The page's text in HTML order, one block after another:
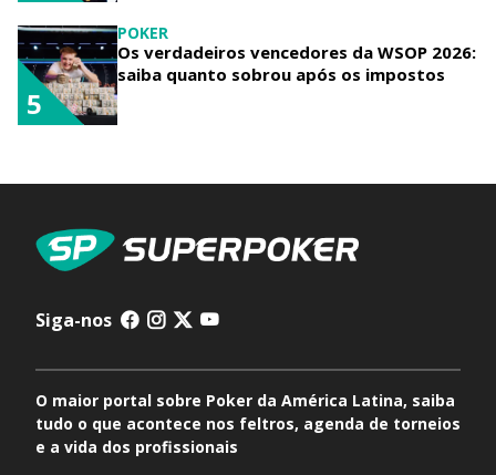
POKER
Os verdadeiros vencedores da WSOP 2026:
saiba quanto sobrou após os impostos
5
Siga-nos
O maior portal sobre Poker da América Latina, saiba
tudo o que acontece nos feltros, agenda de torneios
e a vida dos profissionais